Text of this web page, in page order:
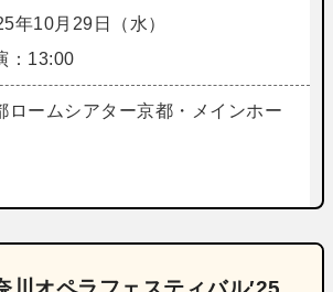
年10月29日（水）
：13:00
ロームシアター京都・メインホー